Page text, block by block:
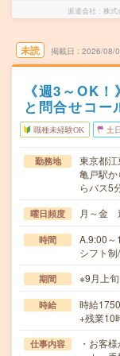
派遣会社 株式
未読 掲載日 2026/08/
《週3～OK
と問合せコー
職種未経験OK 土
勤務地
東京都江
亀戸駅
らバス5
曜日頻度 月～金
時間
A.9:00
シフト
期間 ※9月上
時給
時給
+残業10
仕事内容
・お客